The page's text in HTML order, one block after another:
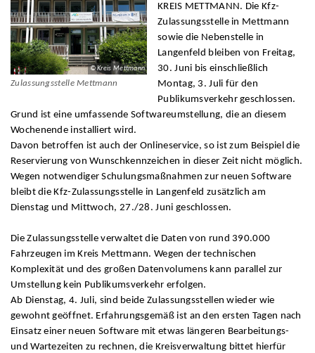
© Kreis Mettmann
Zulassungsstelle Mettmann
KREIS METTMANN. Die Kfz-
Zulassungsstelle in Mettmann
sowie die Nebenstelle in
Langenfeld bleiben von Freitag,
30. Juni bis einschließlich
Montag, 3. Juli für den
Publikumsverkehr geschlossen.
Grund ist eine umfassende Softwareumstellung, die an diesem
Wochenende installiert wird.
Davon betroffen ist auch der Onlineservice, so ist zum Beispiel die
Reservierung von Wunschkennzeichen in dieser Zeit nicht möglich.
Wegen notwendiger Schulungsmaßnahmen zur neuen Software
bleibt die Kfz-Zulassungsstelle in Langenfeld zusätzlich am
Dienstag und Mittwoch, 27./28. Juni geschlossen.
Die Zulassungsstelle verwaltet die Daten von rund 390.000
Fahrzeugen im Kreis Mettmann. Wegen der technischen
Komplexität und des großen Datenvolumens kann parallel zur
Umstellung kein Publikumsverkehr erfolgen.
Ab Dienstag, 4. Juli, sind beide Zulassungsstellen wieder wie
gewohnt geöffnet. Erfahrungsgemäß ist an den ersten Tagen nach
Einsatz einer neuen Software mit etwas längeren Bearbeitungs-
und Wartezeiten zu rechnen, die Kreisverwaltung bittet hierfür